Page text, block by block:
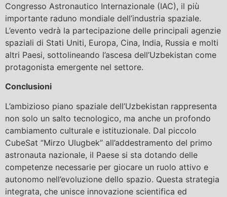
Congresso Astronautico Internazionale (IAC), il più
importante raduno mondiale dell’industria spaziale.
L’evento vedrà la partecipazione delle principali agenzie
spaziali di Stati Uniti, Europa, Cina, India, Russia e molti
altri Paesi, sottolineando l’ascesa dell’Uzbekistan come
protagonista emergente nel settore.
Conclusioni
L’ambizioso piano spaziale dell’Uzbekistan rappresenta
non solo un salto tecnologico, ma anche un profondo
cambiamento culturale e istituzionale. Dal piccolo
CubeSat “Mirzo Ulugbek” all’addestramento del primo
astronauta nazionale, il Paese si sta dotando delle
competenze necessarie per giocare un ruolo attivo e
autonomo nell’evoluzione dello spazio. Questa strategia
integrata, che unisce innovazione scientifica ed